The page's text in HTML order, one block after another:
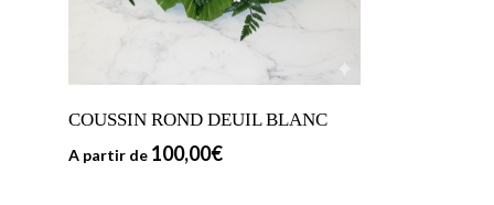
COUSSIN ROND DEUIL BLANC
A partir de 100,00€